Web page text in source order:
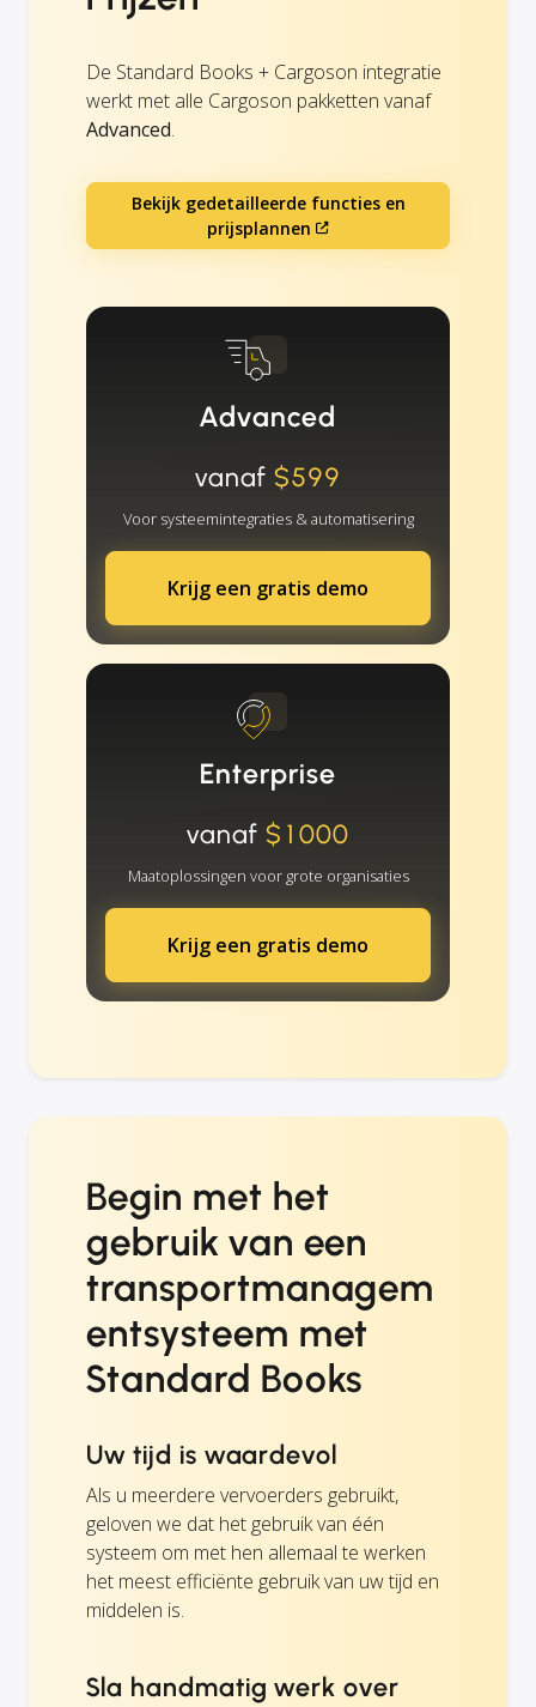
De Standard Books + Cargoson integratie
werkt met alle Cargoson pakketten vanaf
Advanced.
Bekijk gedetailleerde functies en
prijsplannen
Advanced
vanaf $599
Voor systeemintegraties & automatisering
Krijg een gratis demo
Enterprise
vanaf $1000
Maatoplossingen voor grote organisaties
Krijg een gratis demo
Begin met het
gebruik van een
transportmanagem
entsysteem met
Standard Books
Uw tijd is waardevol
Als u meerdere vervoerders gebruikt,
geloven we dat het gebruik van één
systeem om met hen allemaal te werken
het meest efficiënte gebruik van uw tijd en
middelen is.
Sla handmatig werk over